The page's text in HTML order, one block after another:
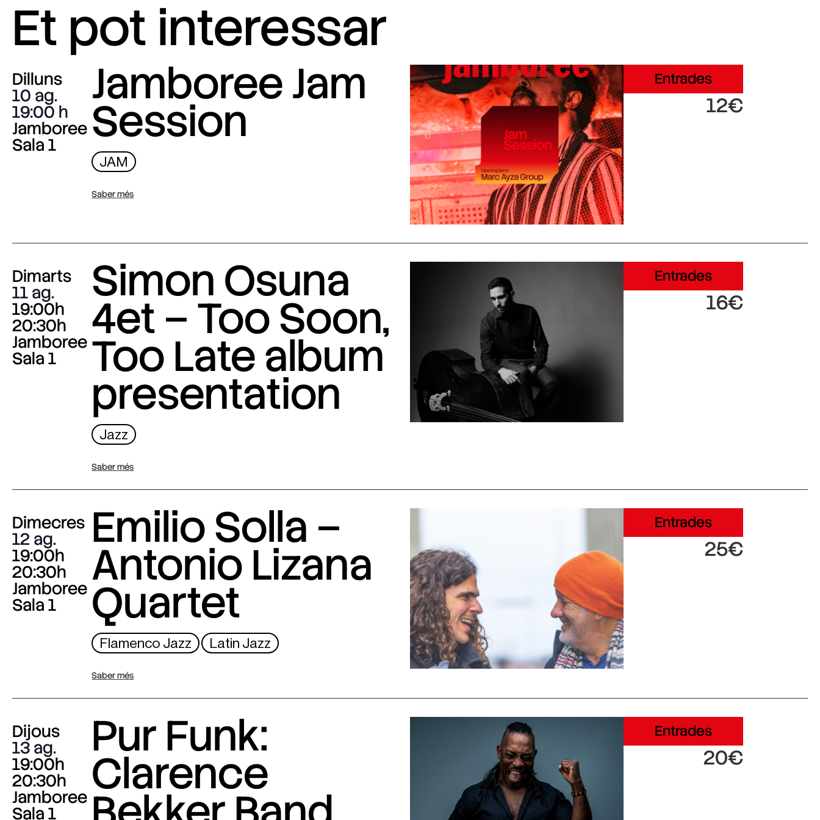
Et pot interessar
Dilluns
10 ag.
19:00
Jamboree
Sala 1
Jamboree Jam
Session
JAM
Saber més
Entrades
12€
Dimarts
11 ag.
19:00h
20:30h
Jamboree
Sala 1
Simon Osuna
4et – Too Soon,
Too Late album
presentation
Jazz
Saber més
Entrades
16€
Dimecres
12 ag.
19:00h
20:30h
Jamboree
Sala 1
Emilio Solla –
Antonio Lizana
Quartet
Flamenco Jazz Latin Jazz
Saber més
Entrades
25€
Dijous
13 ag.
19:00h
20:30h
Jamboree
Sala 1
Pur Funk:
Clarence
Entrades
20€